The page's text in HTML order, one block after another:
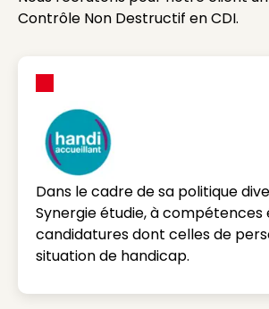
Contrôle Non Destructif en CDI.
Dans le cadre de sa politique
Synergie étudie, à compétences
candidatures dont celles de
situation de handicap.